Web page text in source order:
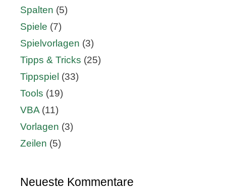
Spalten (5)
Spiele (7)
Spielvorlagen (3)
Tipps & Tricks (25)
Tippspiel (33)
Tools (19)
VBA (11)
Vorlagen (3)
Zeilen (5)
Neueste Kommentare